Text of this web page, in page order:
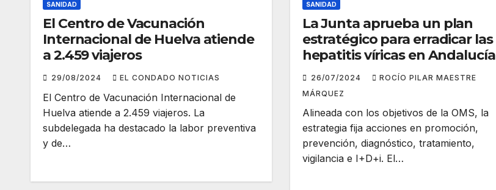
SANIDAD
El Centro de Vacunación
Internacional de Huelva atiende
a 2.459 viajeros
29/08/2024 EL CONDADO NOTICIAS
El Centro de Vacunación Internacional de
Huelva atiende a 2.459 viajeros. La
subdelegada ha destacado la labor preventiva
y de…
SANIDAD
La Junta aprueba un plan
estratégico para erradicar las
hepatitis víricas en Andalucía
26/07/2024
ROCÍO PILAR MAESTRE
MÁRQUEZ
Alineada con los objetivos de la OMS, la
estrategia fija acciones en promoción,
prevención, diagnóstico, tratamiento,
vigilancia e I+D+i. El…